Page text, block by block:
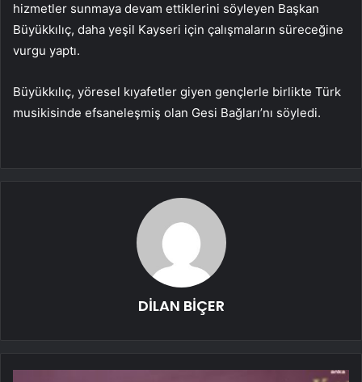
hizmetler sunmaya devam ettiklerini söyleyen Başkan
Büyükkılıç, daha yeşil Kayseri için çalışmaların süreceğine
vurgu yaptı.
Büyükkılıç, yöresel kıyafetler giyen gençlerle birlikte Türk
musikisinde efsaneleşmiş olan Gesi Bağları’nı söyledi.
DİLAN BİÇER